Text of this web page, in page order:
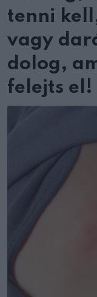
tenni
vagy
dolog,
felejts el!